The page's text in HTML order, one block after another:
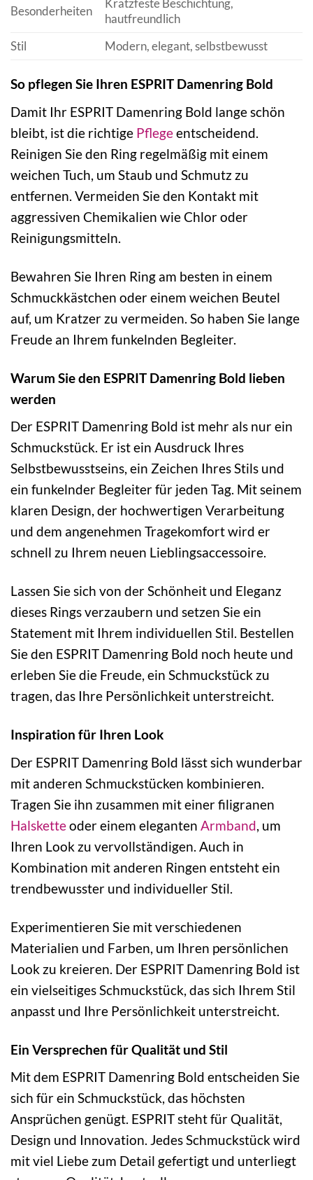
Besonderheiten
Kratzfeste Beschichtung,
hautfreundlich
Stil
Modern, elegant, selbstbewusst
So pflegen Sie Ihren ESPRIT Damenring Bold
Damit Ihr ESPRIT Damenring Bold lange schön
bleibt, ist die richtige Pflegeentscheidend.
Reinigen Sie den Ring regelmäßig mit einem
weichen Tuch, um Staub und Schmutz zu
entfernen. Vermeiden Sie den Kontakt mit
aggressiven Chemikalien wie Chlor oder
Reinigungsmitteln.
Bewahren Sie Ihren Ring am besten in einem
Schmuckkästchen oder einem weichen Beutel
auf, um Kratzer zu vermeiden. So haben Sie lange
Freude an Ihrem funkelnden Begleiter.
Warum Sie den ESPRIT Damenring Bold lieben
werden
Der ESPRIT Damenring Bold ist mehr als nur ein
Schmuckstück. Er ist ein Ausdruck Ihres
Selbstbewusstseins, ein Zeichen Ihres Stils und
ein funkelnder Begleiter für jeden Tag. Mit seinem
klaren Design, der hochwertigen Verarbeitung
und dem angenehmen Tragekomfort wird er
schnell zu Ihrem neuen Lieblingsaccessoire.
Lassen Sie sich von der Schönheit und Eleganz
dieses Rings verzaubern und setzen Sie ein
Statement mit Ihrem individuellen Stil. Bestellen
Sie den ESPRIT Damenring Bold noch heute und
erleben Sie die Freude, ein Schmuckstück zu
tragen, das Ihre Persönlichkeit unterstreicht.
Inspiration für Ihren Look
Der ESPRIT Damenring Bold lässt sich wunderbar
mit anderen Schmuckstücken kombinieren.
Tragen Sie ihn zusammen mit einer filigranen
Halsketteoder einem eleganten Armband, um
Ihren Look zu vervollständigen. Auch in
Kombination mit anderen Ringen entsteht ein
trendbewusster und individueller Stil.
Experimentieren Sie mit verschiedenen
Materialien und Farben, um Ihren persönlichen
Look zu kreieren. Der ESPRIT Damenring Bold ist
ein vielseitiges Schmuckstück, das sich Ihrem Stil
anpasst und Ihre Persönlichkeit unterstreicht.
Ein Versprechen für Qualität und Stil
Mit dem ESPRIT Damenring Bold entscheiden Sie
sich für ein Schmuckstück, das höchsten
Ansprüchen genügt. ESPRIT steht für Qualität,
Design und Innovation. Jedes Schmuckstück wird
mit viel Liebe zum Detail gefertigt und unterliegt